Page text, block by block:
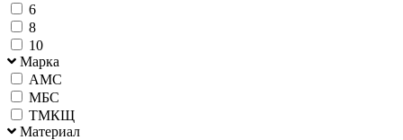
6
8
10
Марка
АМС
МБС
ТМКЩ
Материал